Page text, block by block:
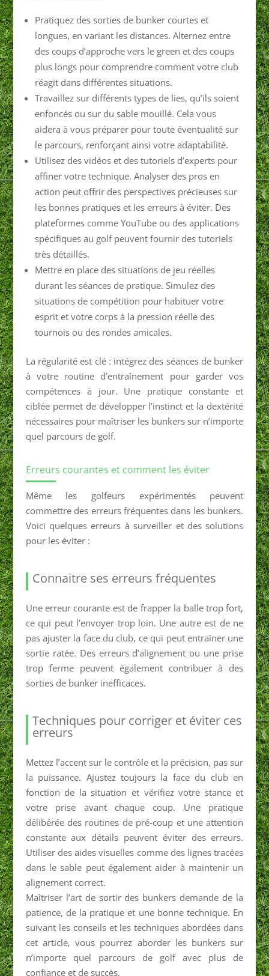
Pratiquez des sorties de bunker courtes et
longues, en variant les distances. Alternez entre
des coups d’approche vers le green et des coups
plus longs pour comprendre comment votre club
réagit dans différentes situations.
Travaillez sur différents types de lies, qu’ils soient
enfoncés ou sur du sable mouillé. Cela vous
aidera à vous préparer pour toute éventualité sur
le parcours, renforçant ainsi votre adaptabilité.
Utilisez des vidéos et des tutoriels d’experts pour
affiner votre technique. Analyser des pros en
action peut offrir des perspectives précieuses sur
les bonnes pratiques et les erreurs à éviter. Des
plateformes comme YouTube ou des applications
spécifiques au golf peuvent fournir des tutoriels
très détaillés.
Mettre en place des situations de jeu réelles
durant les séances de pratique. Simulez des
situations de compétition pour habituer votre
esprit et votre corps à la pression réelle des
tournois ou des rondes amicales.
La régularité est clé : intégrez des séances de bunker
à votre routine d’entraînement pour garder vos
compétences à jour. Une pratique constante et
ciblée permet de développer l’instinct et la dextérité
nécessaires pour maîtriser les bunkers sur n’importe
quel parcours de golf.
Erreurs courantes et comment les éviter
Même les golfeurs expérimentés peuvent
commettre des erreurs fréquentes dans les bunkers.
Voici quelques erreurs à surveiller et des solutions
pour les éviter :
Connaitre ses erreurs fréquentes
Une erreur courante est de frapper la balle trop fort,
ce qui peut l’envoyer trop loin. Une autre est de ne
pas ajuster la face du club, ce qui peut entraîner une
sortie ratée. Des erreurs d’alignement ou une prise
trop ferme peuvent également contribuer à des
sorties de bunker inefficaces.
Techniques pour corriger et éviter ces
erreurs
Mettez l’accent sur le contrôle et la précision, pas sur
la puissance. Ajustez toujours la face du club en
fonction de la situation et vérifiez votre stance et
votre prise avant chaque coup. Une pratique
délibérée des routines de pré-coup et une attention
constante aux détails peuvent éviter des erreurs.
Utiliser des aides visuelles comme des lignes tracées
dans le sable peut également aider à maintenir un
alignement correct.
Maîtriser l’art de sortir des bunkers demande de la
patience, de la pratique et une bonne technique. En
suivant les conseils et les techniques abordées dans
cet article, vous pourrez aborder les bunkers sur
n’importe quel parcours de golf avec plus de
confiance et de succès.